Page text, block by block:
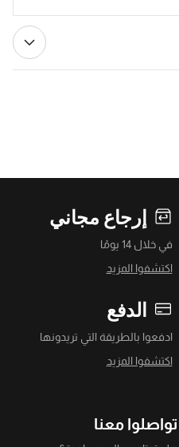
إرجاع مجاني
في خلال 14 يومًا
اكتشفوا المزيد
الدفع
ادفعوا بالطريقة التي تريدونها
اكتشفوا المزيد
تواصلوا معنا